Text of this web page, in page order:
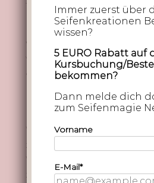
Tonerde, zartrosiger
Weihnachtsseifen mit
JasminJonietz|Dez. 23,
& Hexentopf,Uncategorized
Ende November haben Linja
Macherei und ich uns schon
Weihnachtsstimmung
zusammen weihnachtliche
Wir hatten einen richtig
zusammen und es wurde
Immer zuerst über
Seifenkreationen
wissen?
5 EURO Rabatt auf
Kursbuchung/
bekommen?
Dann melde dich
zum Seifenmagie
Vorname
E-Mail*